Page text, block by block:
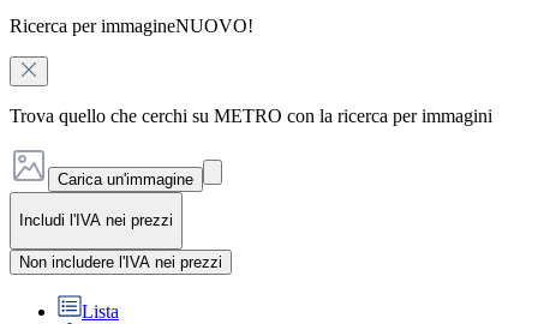
Ricerca per immagineNUOVO!
Trova quello che cerchi su METRO con la ricerca per immagini
Carica un'immagine
Includi l'IVA nei prezzi
Non includere l'IVA nei prezzi
Lista